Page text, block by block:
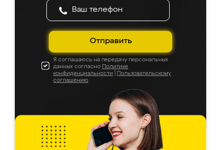
Отправить
Я соглашаюсь на передачу персональных
данных согласно Политике
конфиденциальности
Пользовательскому
соглашению